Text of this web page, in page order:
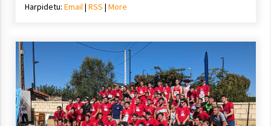
Zebrabidearen denboraldi amaiera
EHZtik
2021/07/01
Harpidetu: Email| RSS | More